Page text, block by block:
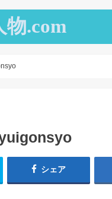
物.com
シェア